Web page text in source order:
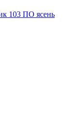
103 ПО ясень